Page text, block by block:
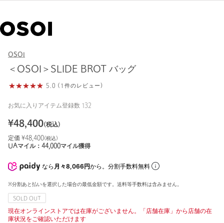
OSOI
＜OSOI＞SLIDE BROT バッグ
5.0 (1件のレビュー)
お気に入りアイテム登録数 132
¥48,400(税込)
定価 ¥48,400(税込)
UAマイル： 44,000マイル獲得
なら 月々8,066円から。分割手数料無料
※分割あと払いを選択した場合の最低金額です。送料等手数料は含みません。
SOLD OUT
現在オンラインストアでは在庫がございません。「店舗在庫」から店舗の在
庫状況をご確認いただけます